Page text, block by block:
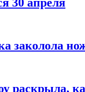
30 апреля
заколола
раскрыла,